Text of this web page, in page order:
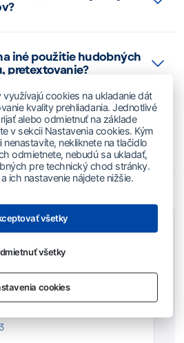
iné použitie hudobných
pretextovanie?
pri použití hudobného
dokumentu a iného
a šírenie
práv, filmu a
cookies na ukladanie dát
kvality prehliadania. Jednotlivé
alebo odmietnuť na základe
v sekcii Nastavenia cookies. Kým
nekliknete na tlačidlo
odmietnete, nebudú sa ukladať,
pre technický chod stránky.
ich nastavenie nájdete nižšie.
všetky
všetky
cookies